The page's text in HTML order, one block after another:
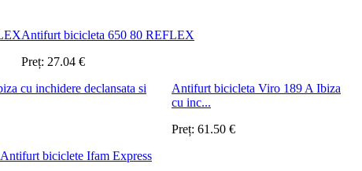
Antifurt bicicleta 650 80 REFLEX
Preț: 27.04 €
Antifurt bicicleta Viro 189 A Ibiza
cu inc...
Preț: 61.50 €
Antifurt biciclete Ifam Express